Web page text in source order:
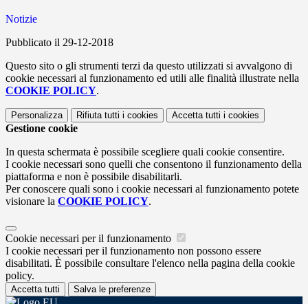
Notizie
Pubblicato il 29-12-2018
Questo sito o gli strumenti terzi da questo utilizzati si avvalgono di
cookie necessari al funzionamento ed utili alle finalità illustrate nella
COOKIE POLICY.
Personalizza Rifiuta tutti i cookies Accetta tutti i cookies
Gestione cookie
In questa schermata è possibile scegliere quali cookie consentire.
I cookie necessari sono quelli che consentono il funzionamento della
piattaforma e non è possibile disabilitarli.
Per conoscere quali sono i cookie necessari al funzionamento potete
visionare la COOKIE POLICY.
Cookie necessari per il funzionamento
I cookie necessari per il funzionamento non possono essere
disabilitati. È possibile consultare l'elenco nella pagina della cookie
policy.
Accetta tutti Salva le preferenze